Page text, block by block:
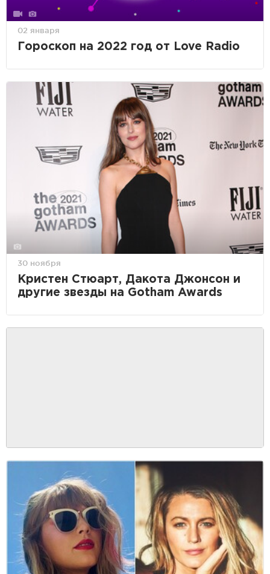
02 января
Гороскоп на 2022 год от Love Radio
30 ноября
Кристен Стюарт, Дакота Джонсон и
другие звезды на Gotham Awards